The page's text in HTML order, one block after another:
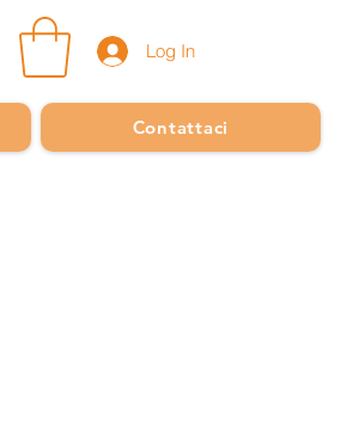
Log In
Contattaci